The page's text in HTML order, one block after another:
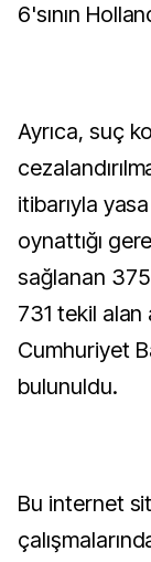
6'sının
Ayrıca, suç
itibarıyla
oynattığı
sağlanan
731 tekil alan
Cumhuriyet
bulunuldu.
Bu internet